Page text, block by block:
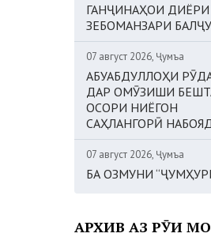
ГАНҶИНАҲОИ ДИЁРИ
ЗЕБОМАНЗАРИ
07 август 2026, Ҷумъа
АБУАБДУЛЛОҲИ
ДАР ОМӮЗИШИ
ОСОРИ НИЁГОН
САҲЛАНГОРӢ
07 август 2026, Ҷумъа
БА ОЗМУНИ
АРХИВ АЗ РӮИ МОҲ